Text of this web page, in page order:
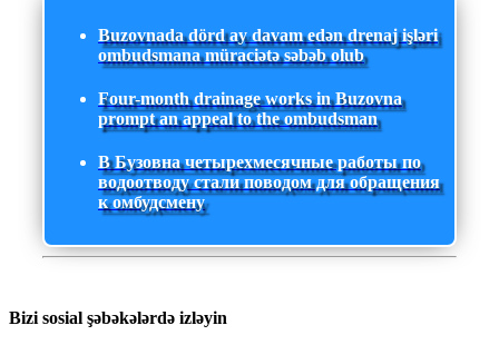
Buzovnada dörd ay davam edən drenaj işləri
ombudsmana müraciətə səbəb olub
Four-month drainage works in Buzovna
prompt an appeal to the ombudsman
В Бузовна четырехмесячные работы по
водоотводу стали поводом для обращения
к омбудсмену
Bizi sosial şəbəkələrdə izləyin